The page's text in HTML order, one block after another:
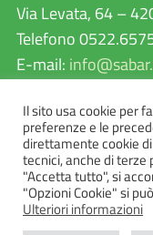
Via Levata, 64 –
Telefono
E-mail:
P.IVA 02460240357
PEC:
Il sito usa cookie per
preferenze e le
direttamente cookie
tecnici, anche di terze
"Accetta tutto", si
"Opzioni Cookie" si
Ulteriori informazioni